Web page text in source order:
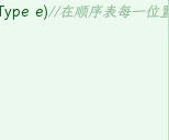
e)//在顺序表每一位